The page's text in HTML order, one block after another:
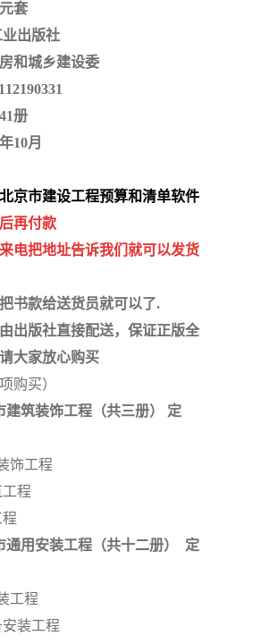
套
出版社
和城乡建设委
册
年10月
京市建设工程预算和清单软件
再付款
电把地址告诉我们就可以发货
书款给送货员就可以了.
出版社直接配送，保证正版全
大家放心购买
购买）
建筑装饰工程（共三册） 定
饰工程
程
通用安装工程（共十二册） 定
工程
装工程
定额
定额 新疆建设工程预算定额
量定
程定 地质灾害治理工程质量检
验评定标准
算定 内河沿海港口疏浚定额
依据
定额 浙江省建设工程预算定额
定额 深圳市建设工程消耗量定
定额
算定 宁夏建设工程计价定额
算定
额